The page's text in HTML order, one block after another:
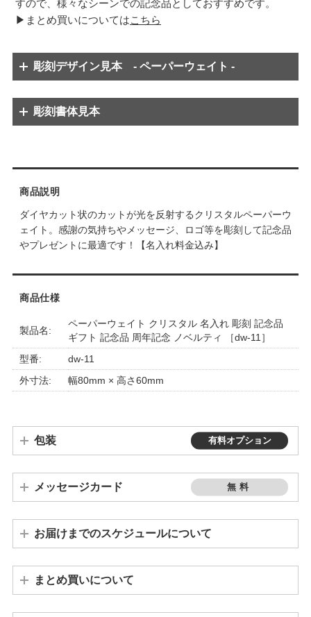
すので、様々なシーンでの記念品としておすすめです。
▶まとめ買いについてはこちら
彫刻デザイン見本 - ペーパーウェイト -
彫刻書体見本
商品説明
ダイヤカット状のカットが光を反射するクリスタルペーパーウ
ェイト。感謝の気持ちやメッセージ、ロゴ等を彫刻して記念品
やプレゼントに最適です！【名入れ料金込み】
商品仕様
製品名:
ペーパーウェイト クリスタル 名入れ 彫刻 記念品
ギフト 記念品 周年記念 ノベルティ ［dw-11］
型番:
dw-11
外寸法:
幅80mm × 高さ60mm
包装 有料オプション
メッセージカード 無料
お届けまでのスケジュールについて
まとめ買いについて